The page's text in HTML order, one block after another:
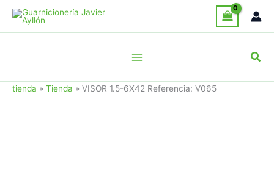
contenido
tienda » Tienda » VISOR 1.5-6X42 Referencia: V065